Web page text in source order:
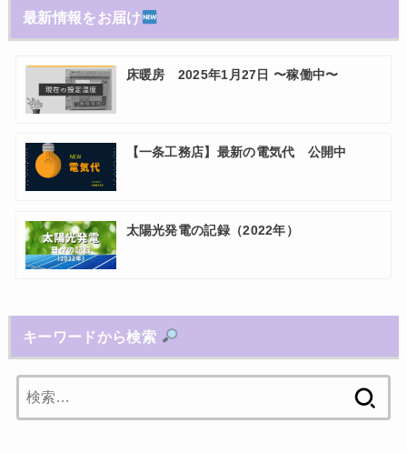
最新情報をお届け
床暖房 2025年1月27日 〜稼働中〜
【一条工務店】最新の電気代 公開中
太陽光発電の記録（2022年）
キーワードから検索
索: